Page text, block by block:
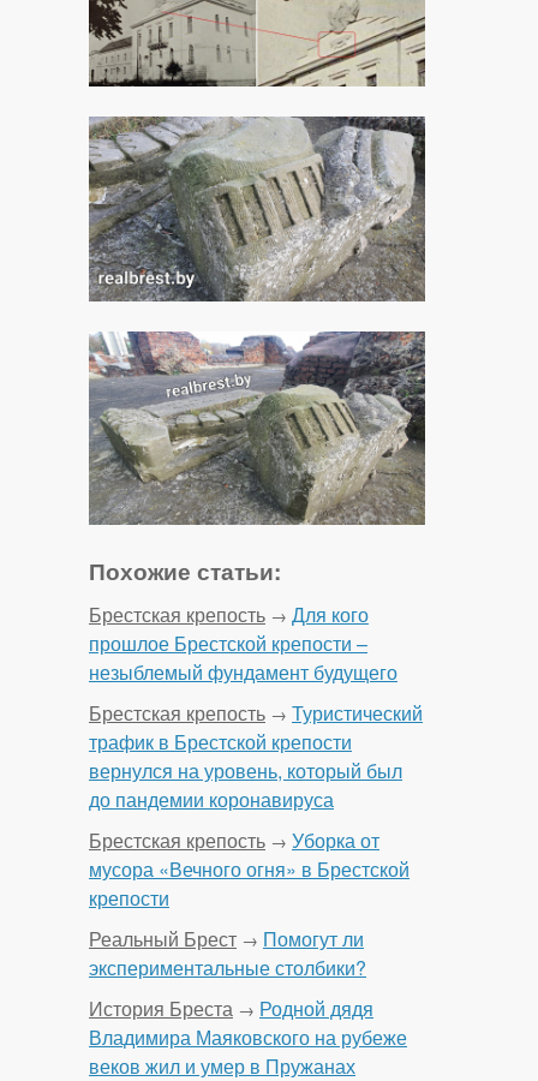
Похожие статьи:
Брестская крепость → Для кого
прошлое Брестской крепости –
незыблемый фундамент будущего
Брестская крепость → Туристический
трафик в Брестской крепости
вернулся на уровень, который был
до пандемии коронавируса
Брестская крепость → Уборка от
мусора «Вечного огня» в Брестской
крепости
Реальный Брест → Помогут ли
экспериментальные столбики?
История Бреста → Родной дядя
Владимира Маяковского на рубеже
веков жил и умер в Пружанах